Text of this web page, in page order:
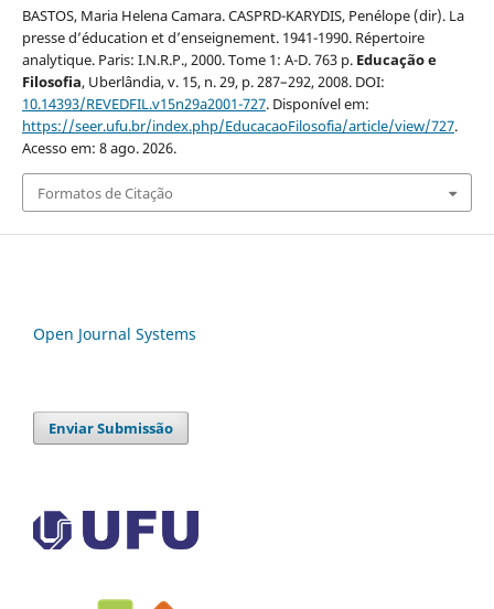
BASTOS, Maria Helena Camara. CASPRD-KARYDIS, Penélope (dir). La
presse d’éducation et d’enseignement. 1941-1990. Répertoire
analytique. Paris: I.N.R.P., 2000. Tome 1: A-D. 763 p. Educação e
Filosofia, Uberlândia, v. 15, n. 29, p. 287–292, 2008. DOI:
10.14393/REVEDFIL.v15n29a2001-727. Disponível em:
https://seer.ufu.br/index.php/EducacaoFilosofia/article/view/727.
Acesso em: 8 ago. 2026.
Formatos de Citação
Open Journal Systems
Enviar Submissão